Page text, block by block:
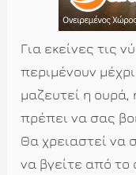
Για εκείνες τις
περιμένουν
μαζευτεί η
πρέπει να σας
Θα χρειαστεί να
να βγείτε από το